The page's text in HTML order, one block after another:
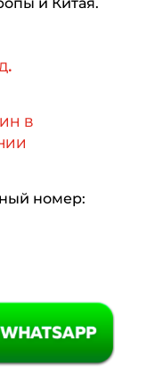
и Китая.
в
номер: